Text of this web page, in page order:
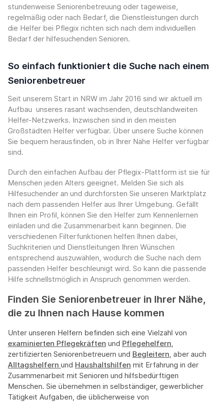
stundenweise Seniorenbetreuung oder tageweise,
regelmäßig oder nach Bedarf, die Dienstleistungen durch
die Helfer bei Pflegix richten sich nach dem individuellen
Bedarf der hilfesuchenden Senioren.
So einfach funktioniert die Suche nach einem
Seniorenbetreuer
Seit unserem Start in NRW im Jahr 2016 sind wir aktuell im
Aufbau unseres rasant wachsenden, deutschlandweiten
Helfer-Netzwerks. Inzwischen sind in den meisten
Großstädten Helfer verfügbar. Über unsere Suche können
Sie bequem herausfinden, ob in Ihrer Nähe Helfer verfügbar
sind.
Durch den einfachen Aufbau der Pflegix-Plattform ist sie für
Menschen jeden Alters geeignet. Melden Sie sich als
Hilfesuchender an und durchforsten Sie unseren Marktplatz
nach dem passenden Helfer aus Ihrer Umgebung. Gefällt
Ihnen ein Profil, können Sie den Helfer zum Kennenlernen
einladen und die Zusammenarbeit kann beginnen. Die
verschiedenen Filterfunktionen helfen Ihnen dabei,
Suchkriterien und Dienstleitungen Ihren Wünschen
entsprechend auszuwählen, wodurch die Suche nach dem
passenden Helfer beschleunigt wird. So kann die passende
Hilfe schnellstmöglich in Anspruch genommen werden.
Finden Sie Seniorenbetreuer in Ihrer Nähe,
die zu Ihnen nach Hause kommen
Unter unseren Helfern befinden sich eine Vielzahl von
examinierten Pflegekräften und Pflegehelfern
zertifizierten Seniorenbetreuern und Begleitern , aber auch
Alltagshelfern und Haushaltshilfen mit Erfahrung in der
Zusammenarbeit mit Senioren und hilfsbedürftigen
Menschen. Sie übernehmen in selbständiger, gewerblicher
Tätigkeit Aufgaben, die üblicherweise von